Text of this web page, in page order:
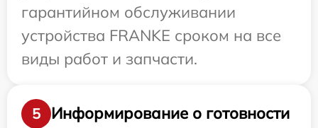
гарантийном обслуживании
устройства FRANKE сроком на все
виды работ и запчасти.
5
Информирование о готовности